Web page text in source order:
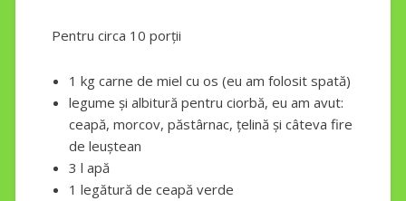
Pentru circa 10 porții
1 kg carne de miel cu os (eu am folosit spată)
legume și albitură pentru ciorbă, eu am avut:
ceapă, morcov, păstârnac, țelină și câteva fire
de leuștean
3 l apă
1 legătură de ceapă verde